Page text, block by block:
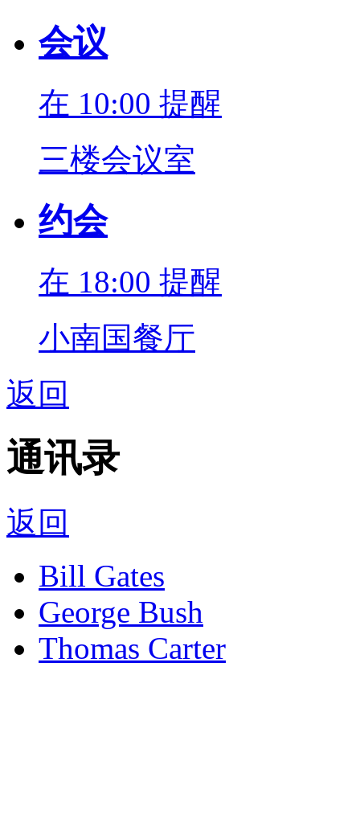
会议
在 10:00 提醒
三楼会议室
约会
在 18:00 提醒
小南国餐厅
返回
通讯录
返回
Bill Gates
George Bush
Thomas Carter